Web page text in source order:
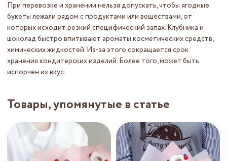
При перевозке и хранении нельзя допускать, чтобы ягодные
букеты лежали рядом с продуктами или веществами, от
которых исходит резкий специфический запах. Клубника и
шоколад быстро впитывают ароматы косметических средств,
химических жидкостей. Из-за этого сокращается срок
хранения кондитерских изделий. Более того, может быть
испорчен их вкус.
Товары, упомянутые в статье